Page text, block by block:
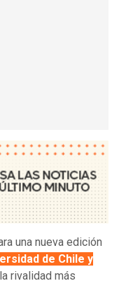
una nueva edición
de Chile y
rivalidad más